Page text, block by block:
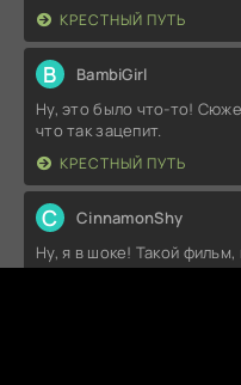
КРЕСТНЫЙ ПУТЬ
B BambiGirl
Ну, это было что-то!
что так зацепит.
КРЕСТНЫЙ ПУТЬ
C CinnamonShy
Ну, я в шоке! Такой
любви, а по итогу я